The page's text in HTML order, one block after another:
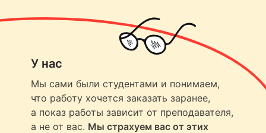
У нас
Мы сами были студентами и понимаем,
что работу хочется заказать заранее,
а показ работы зависит от преподавателя,
а не от вас. Мы страхуем вас от этих